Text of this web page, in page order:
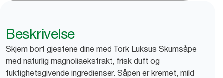
Beskrivelse
Skjem bort gjestene dine med Tork Luksus Skumsåpe
med naturlig magnoliaekstrakt, frisk duft og
fuktighetsgivende ingredienser. Såpen er kremet, mild